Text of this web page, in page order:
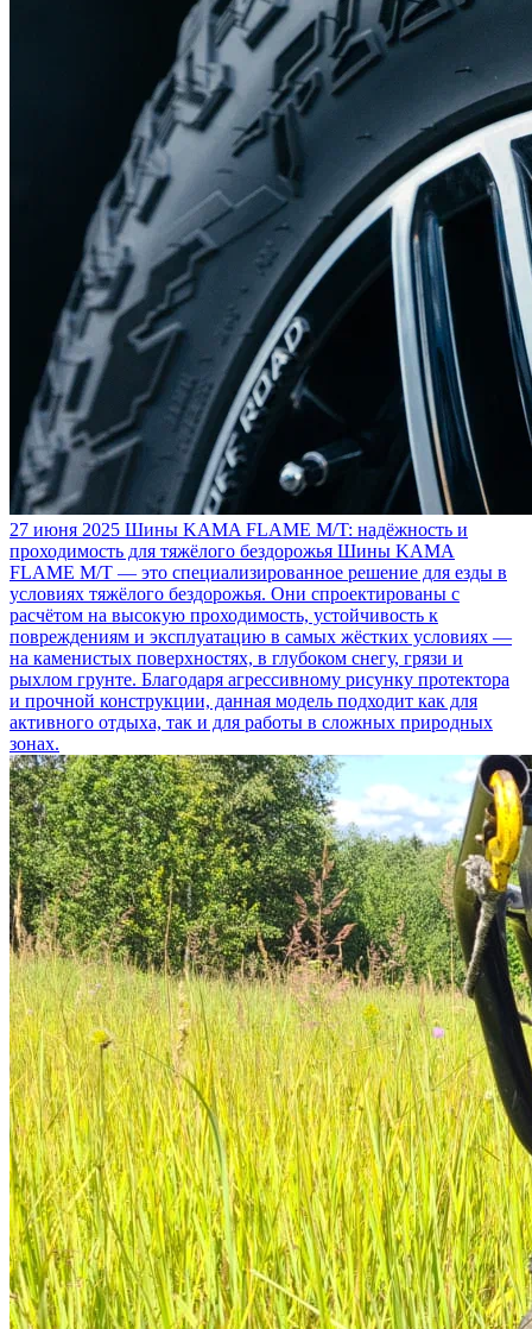
27 июня 2025 Шины KAMA FLAME M/T: надёжность и
проходимость для тяжёлого бездорожья Шины KAMA
FLAME M/T — это специализированное решение для езды в
условиях тяжёлого бездорожья. Они спроектированы с
расчётом на высокую проходимость, устойчивость к
повреждениям и эксплуатацию в самых жёстких условиях —
на каменистых поверхностях, в глубоком снегу, грязи и
рыхлом грунте. Благодаря агрессивному рисунку протектора
и прочной конструкции, данная модель подходит как для
активного отдыха, так и для работы в сложных природных
зонах.